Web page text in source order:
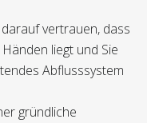
vertrauen, dass
liegt und Sie
Abflusssystem
gründliche